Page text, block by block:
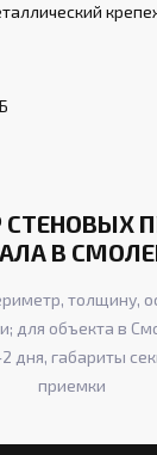
СТЕНОВЫХ
В
толщину,
для объекта в
дня, габариты
приемки